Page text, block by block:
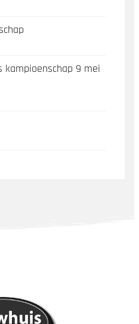
kampioenschap 9 mei